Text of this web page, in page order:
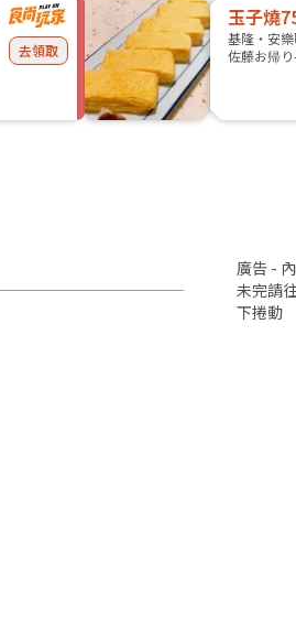
去領取
玉子燒
基隆・安樂
佐藤お帰
廣告 -
未完請
下捲動